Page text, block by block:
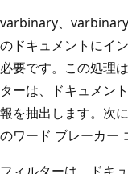
varbinary、
のドキュメントにイ
必要です。この処理
ターは、ドキュメン
報を抽出します。次
のワード ブレーカー
フィルターは、ドキ